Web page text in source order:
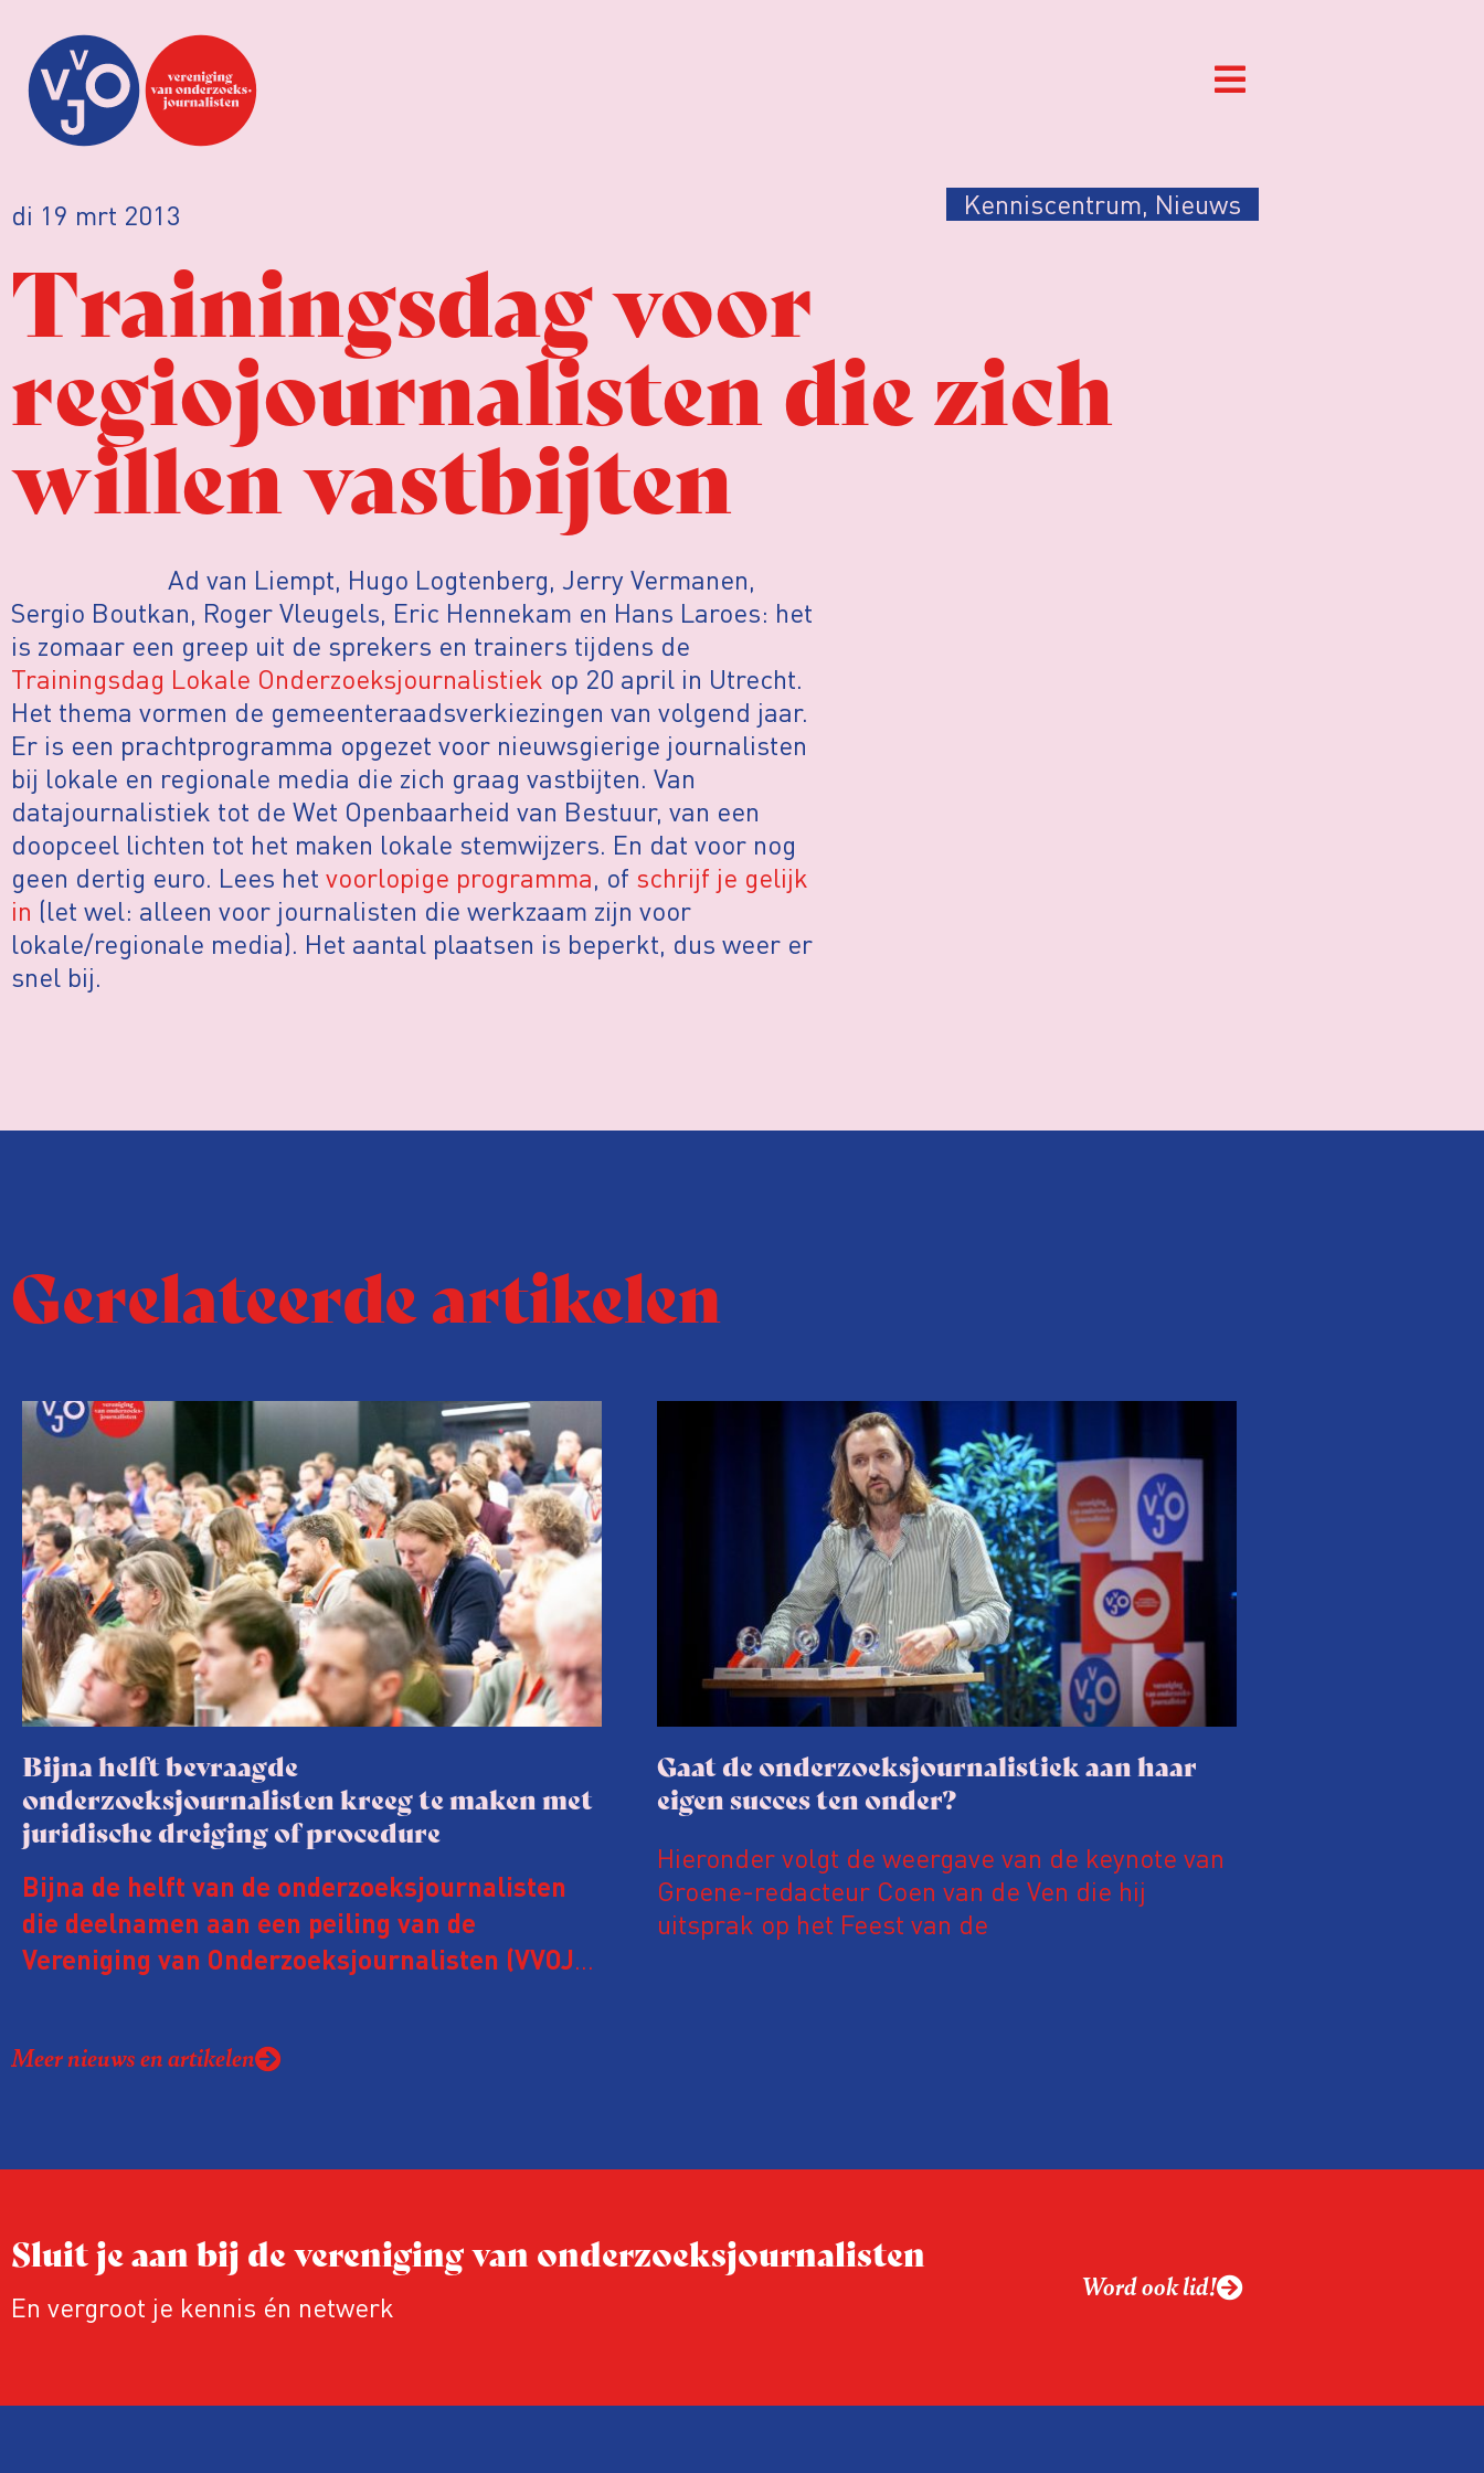
di 19 mrt 2013 Kenniscentrum, Nieuws
Trainingsdag voor
regiojournalisten die zich
willen vastbijten
Ad van Liempt, Hugo Logtenberg, Jerry Vermanen,
Sergio Boutkan, Roger Vleugels, Eric Hennekam en Hans Laroes: het
is zomaar een greep uit de sprekers en trainers tijdens de
Trainingsdag Lokale Onderzoeksjournalistiek op 20 april in Utrecht.
Het thema vormen de gemeenteraadsverkiezingen van volgend jaar.
Er is een prachtprogramma opgezet voor nieuwsgierige journalisten
bij lokale en regionale media die zich graag vastbijten. Van
datajournalistiek tot de Wet Openbaarheid van Bestuur, van een
doopceel lichten tot het maken lokale stemwijzers. En dat voor nog
geen dertig euro. Lees het voorlopige programma, of schrijf je gelijk
in (let wel: alleen voor journalisten die werkzaam zijn voor
lokale/regionale media). Het aantal plaatsen is beperkt, dus weer er
snel bij.
Gerelateerde artikelen
Bijna helft bevraagde
onderzoeksjournalisten kreeg te maken met
juridische dreiging of procedure
Bijna de helft van de onderzoeksjournalisten
die deelnamen aan een peiling van de
Vereniging van Onderzoeksjournalisten (VVOJ)
rond het eigen werk. Dat kost journalisten tijd,
Gaat de onderzoeksjournalistiek aan haar
eigen succes ten onder?
Hieronder volgt de weergave van de keynote van
Groene-redacteur Coen van de Ven die hij
uitsprak op het Feest van de
Hoe moet de journalistiek omgaan met een
steeds onverschilligere macht?
Meer nieuws en artikelen
Sluit je aan bij de vereniging van onderzoeksjournalisten
En vergroot je kennis én netwerk
Word ook lid!